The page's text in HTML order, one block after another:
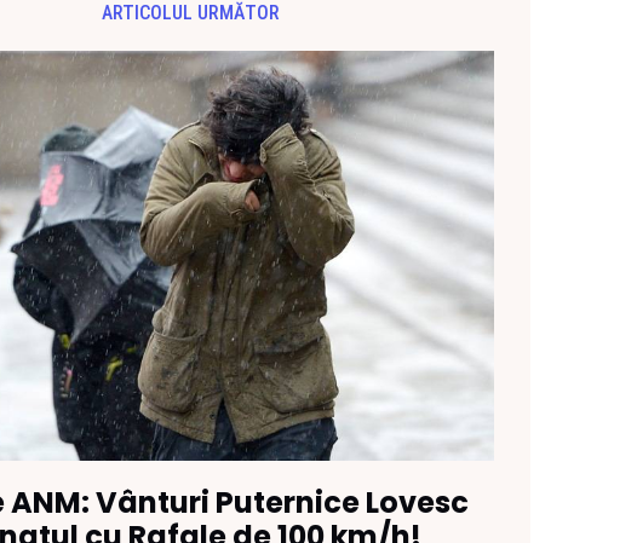
ARTICOLUL URMĂTOR
ANM: Vânturi Puternice Lovesc